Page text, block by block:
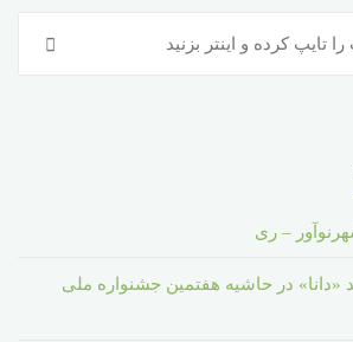
جستجو
– ری
در حاشیه هفتمین جشنواره ملی